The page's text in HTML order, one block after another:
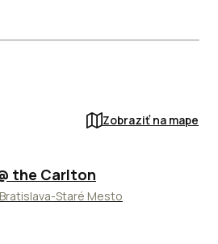
Zobraziť na mape
the Carlton
Staré Mesto